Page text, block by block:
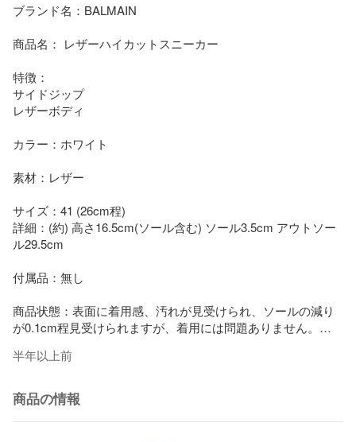
ブランド名：BALMAIN
商品名： レザーハイカットスニーカー
特徴：
サイドジップ
レザーボディ
カラー：ホワイト
素材：レザー
サイズ：41 (26cm程)
詳細：(約) 高さ16.5cm(ソール含む) ソール3.5cm アウトソー
ル29.5cm
付属品：無し
商品状態：表面に着用感、汚れが見受けられ、ソールの減り
が0.1cm程見受けられますが、着用には問題ありません。
半年以上前
商品の情報